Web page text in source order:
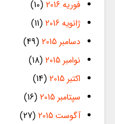
فوریه 2016
(10)
ژانویه 2016
(11)
دسامبر 2015
(49)
نوامبر 2015
(18)
اکتبر 2015
(14)
سپتامبر 2015
(16)
آگوست 2015
(27)